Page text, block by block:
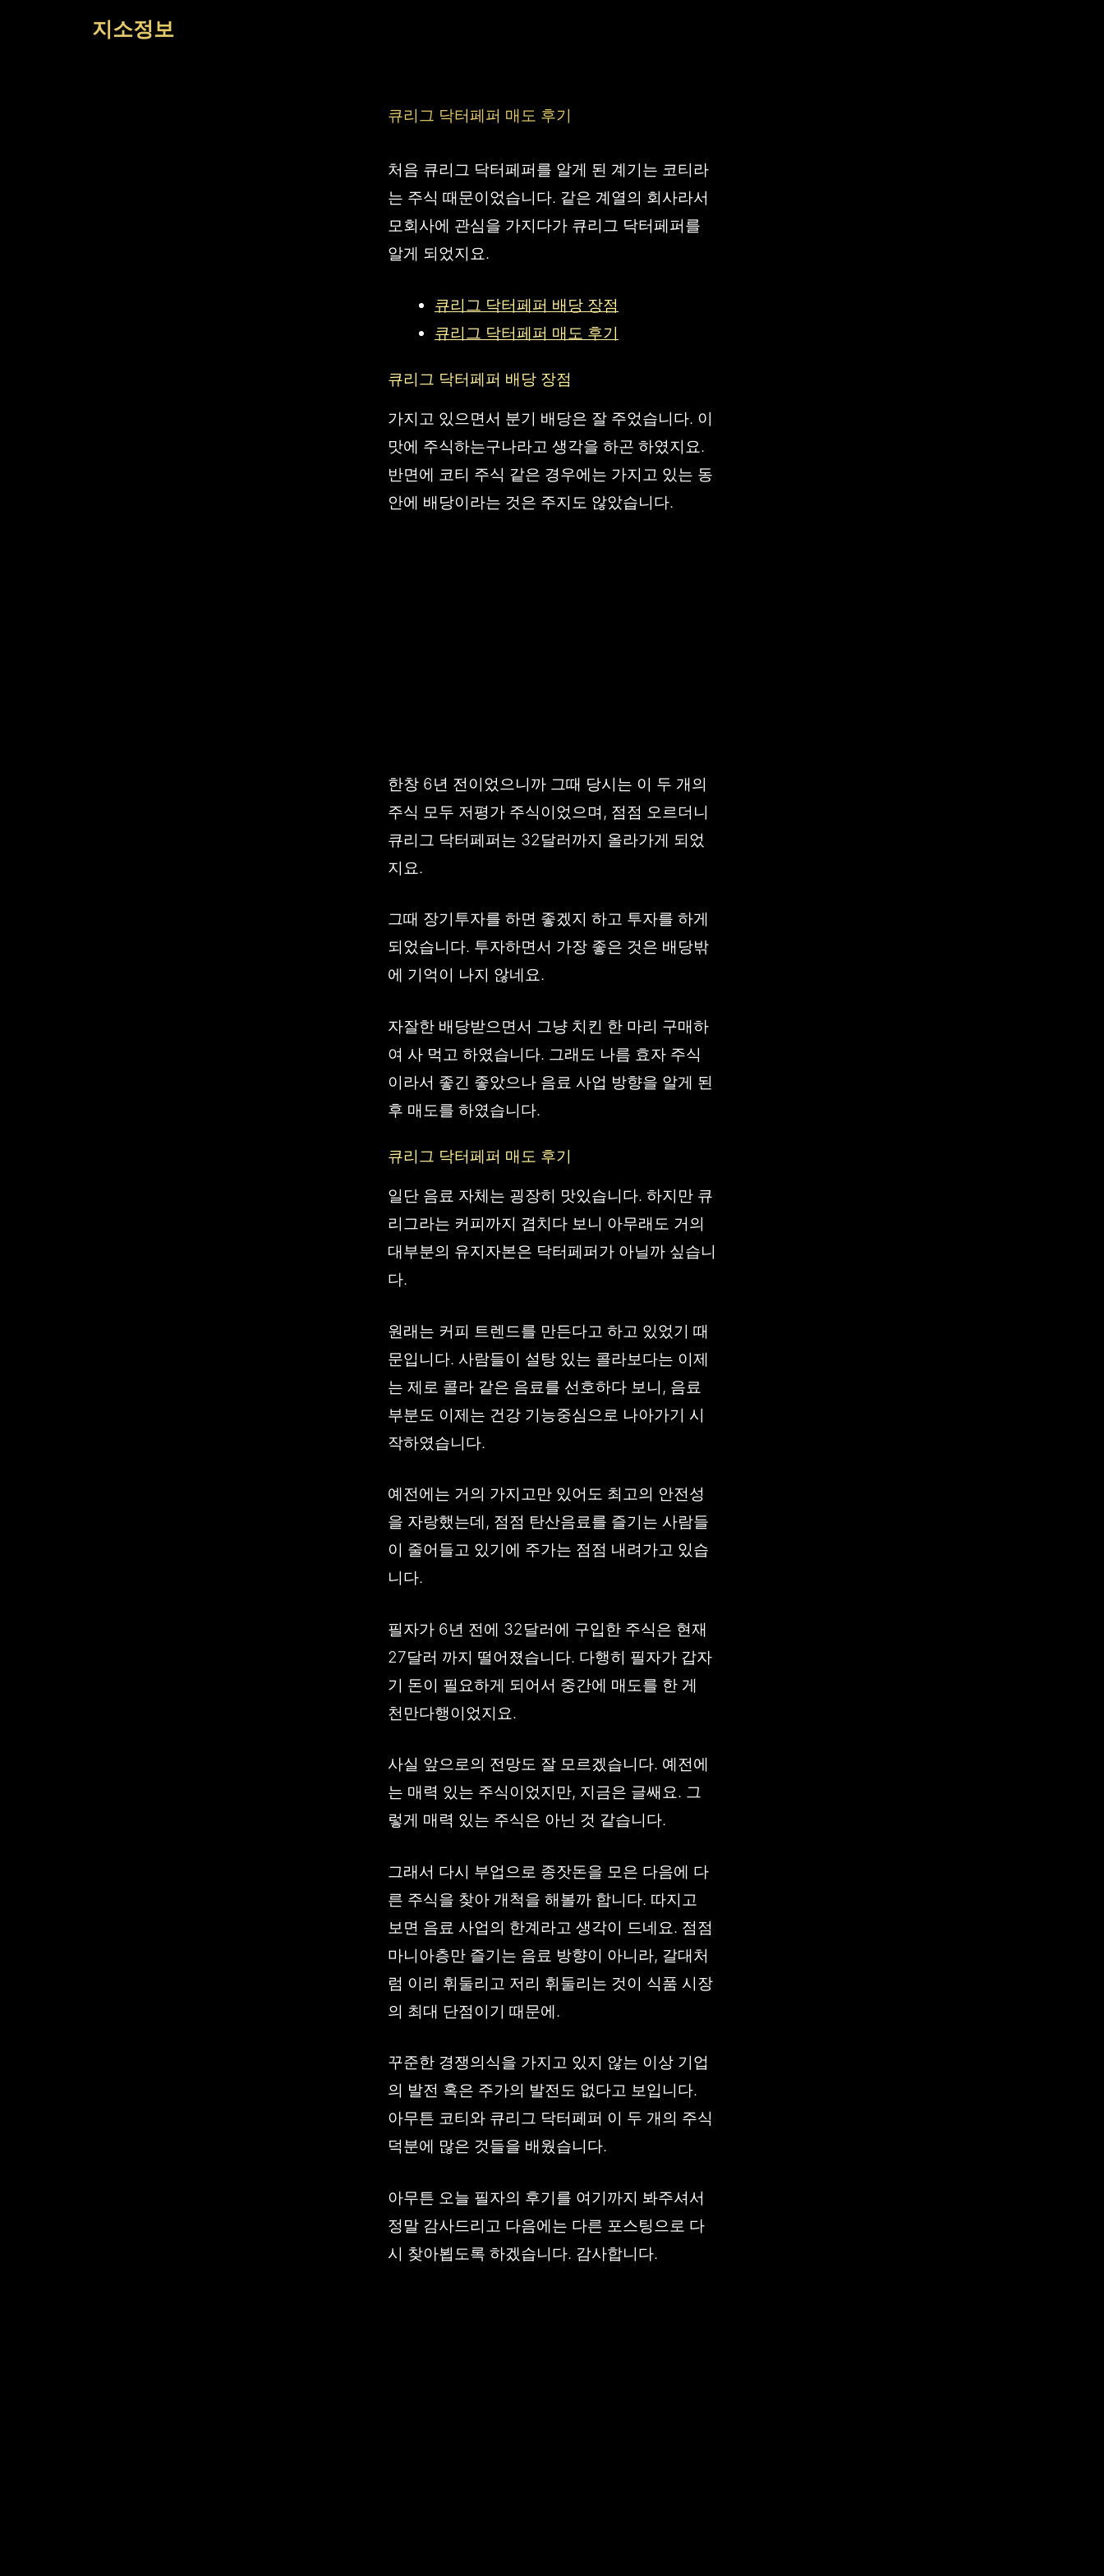
지소정보
큐리그 닥터페퍼 매도 후기
처음 큐리그 닥터페퍼를 알게 된 계기는 코티라
는 주식 때문이었습니다. 같은 계열의 회사라서
모회사에 관심을 가지다가 큐리그 닥터페퍼를
알게 되었지요.
큐리그 닥터페퍼 배당 장점
큐리그 닥터페퍼 매도 후기
큐리그 닥터페퍼 배당 장점
가지고 있으면서 분기 배당은 잘 주었습니다. 이
맛에 주식하는구나라고 생각을 하곤 하였지요.
반면에 코티 주식 같은 경우에는 가지고 있는 동
안에 배당이라는 것은 주지도 않았습니다.
한창 6년 전이었으니까 그때 당시는 이 두 개의
주식 모두 저평가 주식이었으며, 점점 오르더니
큐리그 닥터페퍼는 32달러까지 올라가게 되었
지요.
그때 장기투자를 하면 좋겠지 하고 투자를 하게
되었습니다. 투자하면서 가장 좋은 것은 배당밖
에 기억이 나지 않네요.
자잘한 배당받으면서 그냥 치킨 한 마리 구매하
여 사 먹고 하였습니다. 그래도 나름 효자 주식
이라서 좋긴 좋았으나 음료 사업 방향을 알게 된
후 매도를 하였습니다.
큐리그 닥터페퍼 매도 후기
일단 음료 자체는 굉장히 맛있습니다. 하지만 큐
리그라는 커피까지 겹치다 보니 아무래도 거의
대부분의 유지자본은 닥터페퍼가 아닐까 싶습니
다.
원래는 커피 트렌드를 만든다고 하고 있었기 때
문입니다. 사람들이 설탕 있는 콜라보다는 이제
는 제로 콜라 같은 음료를 선호하다 보니, 음료
부분도 이제는 건강 기능중심으로 나아가기 시
작하였습니다.
예전에는 거의 가지고만 있어도 최고의 안전성
을 자랑했는데, 점점 탄산음료를 즐기는 사람들
이 줄어들고 있기에 주가는 점점 내려가고 있습
니다.
필자가 6년 전에 32달러에 구입한 주식은 현재
27달러 까지 떨어졌습니다. 다행히 필자가 갑자
기 돈이 필요하게 되어서 중간에 매도를 한 게
천만다행이었지요.
사실 앞으로의 전망도 잘 모르겠습니다. 예전에
는 매력 있는 주식이었지만, 지금은 글쌔요. 그
렇게 매력 있는 주식은 아닌 것 같습니다.
그래서 다시 부업으로 종잣돈을 모은 다음에 다
른 주식을 찾아 개척을 해볼까 합니다. 따지고
보면 음료 사업의 한계라고 생각이 드네요. 점점
마니아층만 즐기는 음료 방향이 아니라, 갈대처
럼 이리 휘둘리고 저리 휘둘리는 것이 식품 시장
의 최대 단점이기 때문에.
꾸준한 경쟁의식을 가지고 있지 않는 이상 기업
의 발전 혹은 주가의 발전도 없다고 보입니다.
아무튼 코티와 큐리그 닥터페퍼 이 두 개의 주식
덕분에 많은 것들을 배웠습니다.
아무튼 오늘 필자의 후기를 여기까지 봐주셔서
정말 감사드리고 다음에는 다른 포스팅으로 다
시 찾아뵙도록 하겠습니다. 감사합니다.